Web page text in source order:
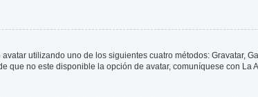
utilizando uno de los siguientes cuatro métodos: Gravatar,
que no este disponible la opción de avatar, comuníquese con La